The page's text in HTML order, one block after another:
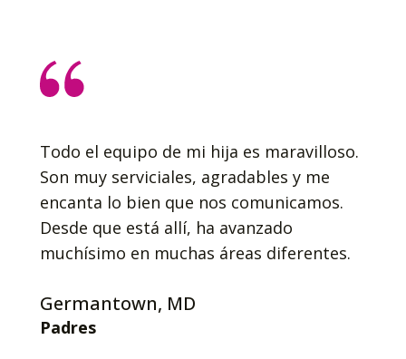
Todo el equipo de mi hija es maravilloso.
Son muy serviciales, agradables y me
encanta lo bien que nos comunicamos.
Desde que está allí, ha avanzado
muchísimo en muchas áreas diferentes.
Germantown, MD
Padres